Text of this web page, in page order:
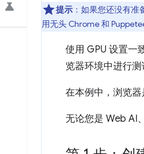
提示 ：如果您还没有
用无头 Chrome 和
使用 GPU 设置一
览器环境中进行
在本例中，浏览
无论您是 Web AI